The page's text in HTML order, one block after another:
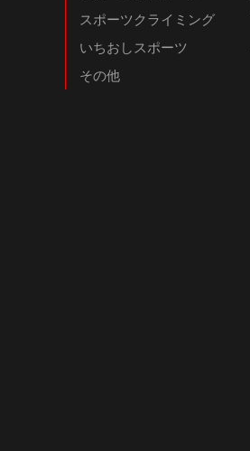
スポーツクライミング
いちおしスポーツ
その他